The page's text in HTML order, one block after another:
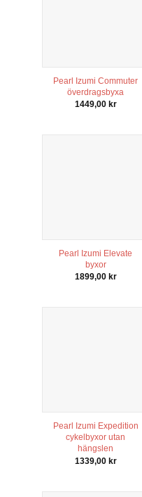
Pearl Izumi Commuter
överdragsbyxa
1449,00 kr
Pearl Izumi Elevate
byxor
1899,00 kr
Pearl Izumi Expedition
cykelbyxor utan
hängslen
1339,00 kr